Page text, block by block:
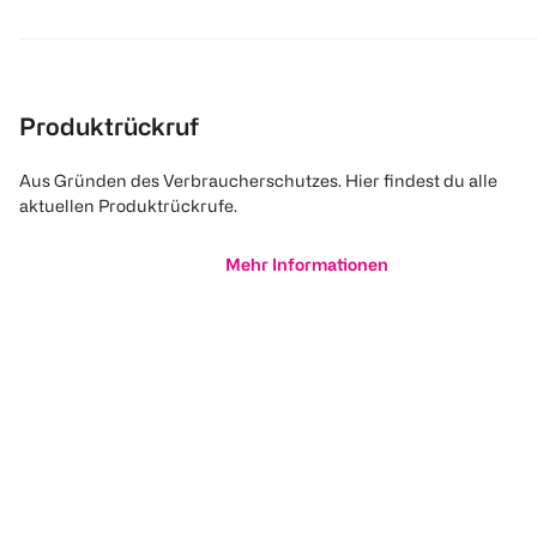
Produktrückruf
Aus Gründen des Verbraucherschutzes. Hier findest du alle
aktuellen Produktrückrufe.
Mehr Informationen